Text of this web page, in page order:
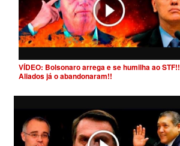
VÍDEO: Bolsonaro arrega e se humilha ao STF!!
Aliados já o abandonaram!!